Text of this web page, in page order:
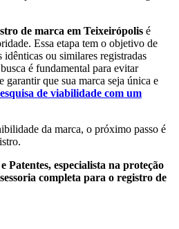
de marca em Teixeirópolis é
Essa etapa tem o objetivo de
ou similares registradas
é fundamental para evitar
garantir que sua marca seja única e
de viabilidade com um
da marca, o próximo passo é
Patentes, especialista na proteção
completa para o registro de